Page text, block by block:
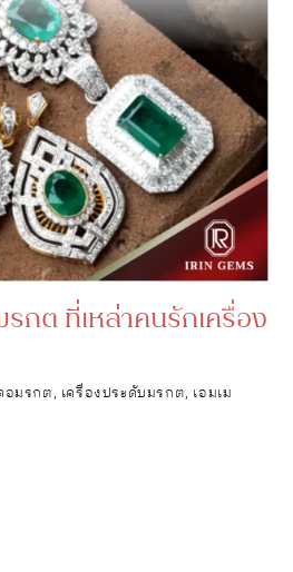
กต ที่เหล่าคนรักเครื่อง
อมรกต, เครื่องประดับมรกต, เอมเม